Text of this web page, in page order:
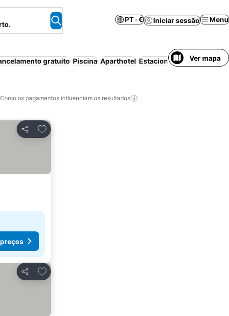
PT · € Iniciar sessão Menu
gratuito Piscina Aparthotel Estacionamento Ar
Ver mapa
Como os pagamentos influenciam os resultados
Partilhar
Adicionar aos favoritos
Partilhar
Adicionar aos favoritos